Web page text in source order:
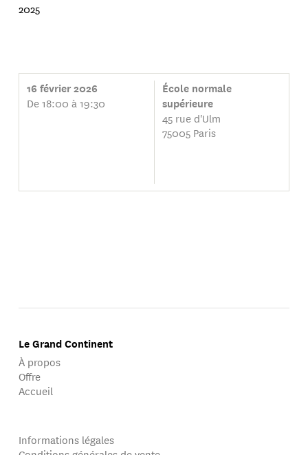
2025
16 février 2026
De 18:00 à 19:30
École normale
supérieure
45 rue d'Ulm
75005 Paris
Le Grand Continent
À propos
Offre
Accueil
Informations légales